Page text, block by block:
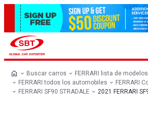
Buscar carros
FERRARI lista de modelos
FERRARI todos los automobiles
FERRARI
FERRARI SF90 STRADALE
2021 FERRARI